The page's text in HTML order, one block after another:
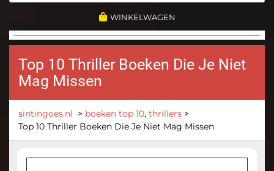
WINKELWAGEN
Top 10 Thriller Boeken Die Je Niet
Mag Missen
sintingoes.nl > boeken top 10, thrillers >
Top 10 Thriller Boeken Die Je Niet Mag Missen